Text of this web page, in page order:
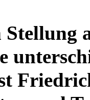
Stellung